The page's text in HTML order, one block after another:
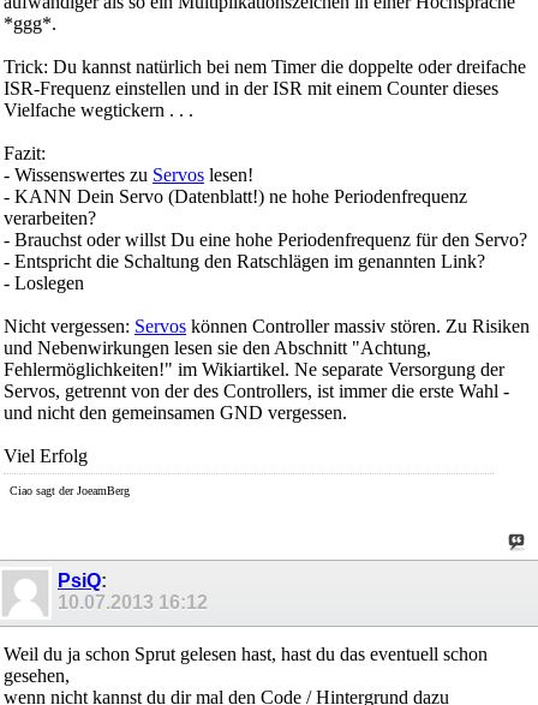
*ggg*.
Trick: Du kannst natürlich bei nem Timer die doppelte oder dreifache
ISR-Frequenz einstellen und in der ISR mit einem Counter dieses
Vielfache wegtickern . . .
Fazit:
- Wissenswertes zu Servos lesen!
- KANN Dein Servo (Datenblatt!) ne hohe Periodenfrequenz
verarbeiten?
- Brauchst oder willst Du eine hohe Periodenfrequenz für den Servo?
- Entspricht die Schaltung den Ratschlägen im genannten Link?
- Loslegen
Nicht vergessen: Servos können Controller massiv stören. Zu Risiken
und Nebenwirkungen lesen sie den Abschnitt "Achtung,
Fehlermöglichkeiten!" im Wikiartikel. Ne separate Versorgung der
Servos, getrennt von der des Controllers, ist immer die erste Wahl -
und nicht den gemeinsamen GND vergessen.
Viel Erfolg
Ciao sagt der JoeamBerg
PsiQ:
10.07.2013 16:12
Weil du ja schon Sprut gelesen hast, hast du das eventuell schon
gesehen,
wenn nicht kannst du dir mal den Code / Hintergrund dazu